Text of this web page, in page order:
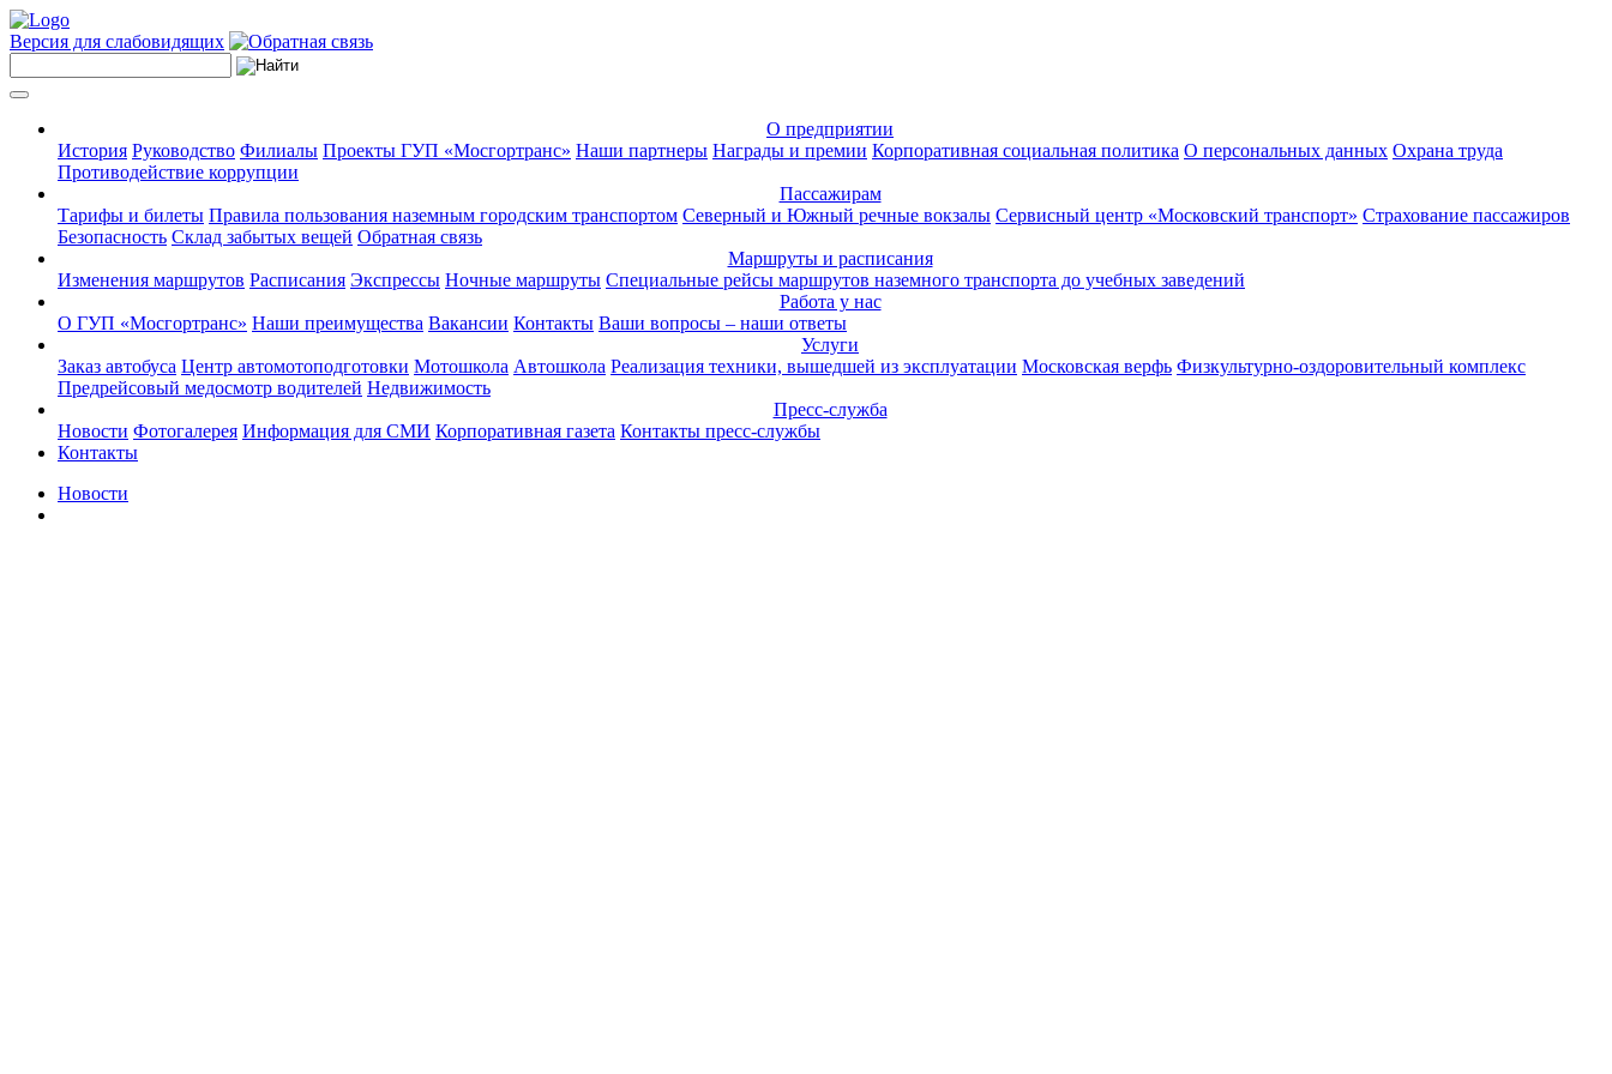
Версия для слабовидящих
О предприятии
История Руководство Филиалы Проекты ГУП «Мосгортранс» Наши партнеры Награды и премии Корпоративная социальная политика О персональных данных Охрана труда
Противодействие коррупции
Пассажирам
Тарифы и билеты Правила пользования наземным городским транспортом Северный и Южный речные вокзалы Сервисный центр «Московский транспорт» Страхование пассажиров
Безопасность Склад забытых вещей Обратная связь
Маршруты и расписания
Изменения маршрутов Расписания Экспрессы Ночные маршруты Специальные рейсы маршрутов наземного транспорта до учебных заведений
Работа у нас
О ГУП «Мосгортранс» Наши преимущества Вакансии Контакты Ваши вопросы – наши ответы
Услуги
Заказ автобуса Центр автомотоподготовки Мотошкола Автошкола Реализация техники, вышедшей из эксплуатации Московская верфь Физкультурно-оздоровительный комплекс
Предрейсовый медосмотр водителей Недвижимость
Пресс-служба
Новости Фотогалерея Информация для СМИ Корпоративная газета Контакты пресс-службы
Контакты
Новости